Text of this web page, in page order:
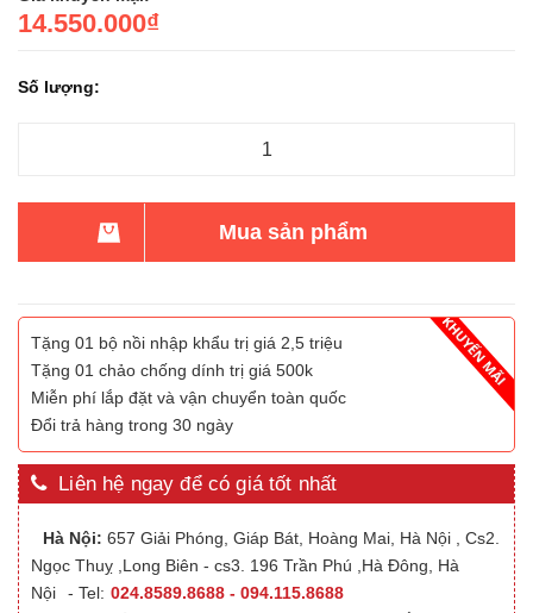
14.550.000₫
Số lượng:
Mua sản phẩm
Tặng 01 bộ nồi nhập khẩu trị giá 2,5 triệu
Tặng 01 chảo chống dính trị giá 500k
Miễn phí lắp đặt và vận chuyển toàn quốc
Đổi trả hàng trong 30 ngày
Liên hệ ngay để có giá tốt nhất
Hà Nội: 657 Giải Phóng, Giáp Bát, Hoàng Mai, Hà Nội , Cs2.
Ngọc Thuỵ ,Long Biên - cs3. 196 Trần Phú ,Hà Đông, Hà
Nội
- Tel: 024.8589.8688 - 094.115.8688